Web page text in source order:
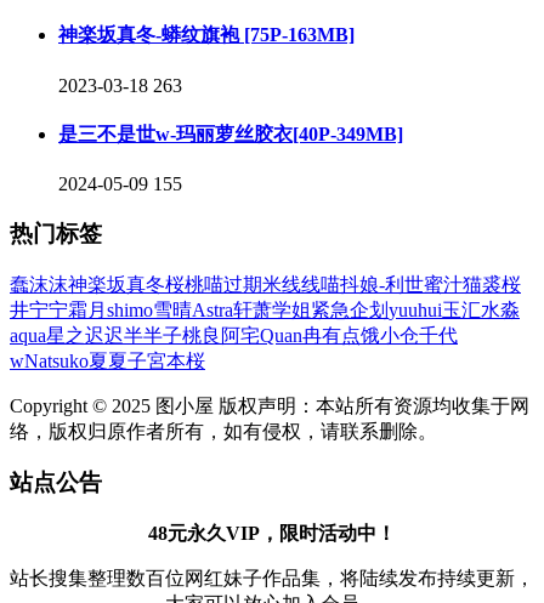
神楽坂真冬-蟒纹旗袍 [75P-163MB]
2023-03-18 263
是三不是世w-玛丽萝丝胶衣[40P-349MB]
2024-05-09 155
热门标签
蠢沫沫神楽坂真冬桜桃喵过期米线线喵抖娘-利世蜜汁猫裘桜
井宁宁霜月shimo雪晴Astra轩萧学姐紧急企划 yuuhui玉汇水淼
aqua星之迟迟半半子桃良阿宅Quan冉有点饿小仓千代
wNatsuko夏夏子宮本桜
Copyright © 2025 图小屋 版权声明：本站所有资源均收集于网
络，版权归原作者所有，如有侵权，请联系删除。
站点公告
48元永久VIP，限时活动中！
站长搜集整理数百位网红妹子作品集，将陆续发布持续更新，